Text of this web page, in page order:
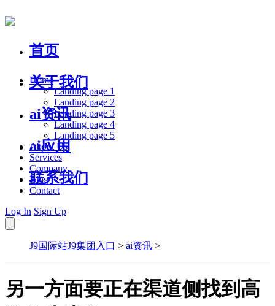
首页
关于我们
ai资讯
ai应用
联系我们
Home
Landing page 1
Landing page 2
Landing page 3
Landing page 4
Landing page 5
About Us
Services
Company
Blog
Contact
Log In Sign Up
J9国际站J9集团入口 > ai资讯 >
另一方面要正在渠道侧找到高